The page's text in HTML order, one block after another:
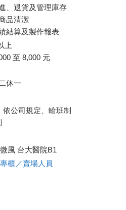
、退貨及管理庫存
品清潔
結算及製作報表
上
至 8,000 元
休一
依公司規定、輪班制
風 台大醫院B1
櫃／賣場人員